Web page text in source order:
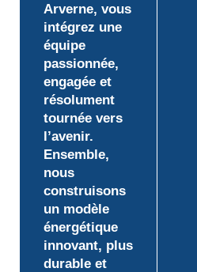
Arverne, vous
intégrez une
équipe
passionnée,
engagée et
résolument
tournée vers
l’avenir.
Ensemble,
nous
construisons
un modèle
énergétique
innovant, plus
durable et